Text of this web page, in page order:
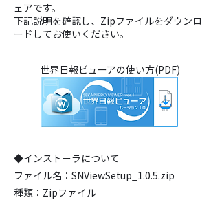
ェアです。
​下記説明を確認し、Zipファイルをダウンロ
ードしてお使いください。
​世界日報ビューアの使い方(PDF)
◆​インストーラについて
ファイル名：SNViewSetup_1.0.5.zip
種類：Zipファイル